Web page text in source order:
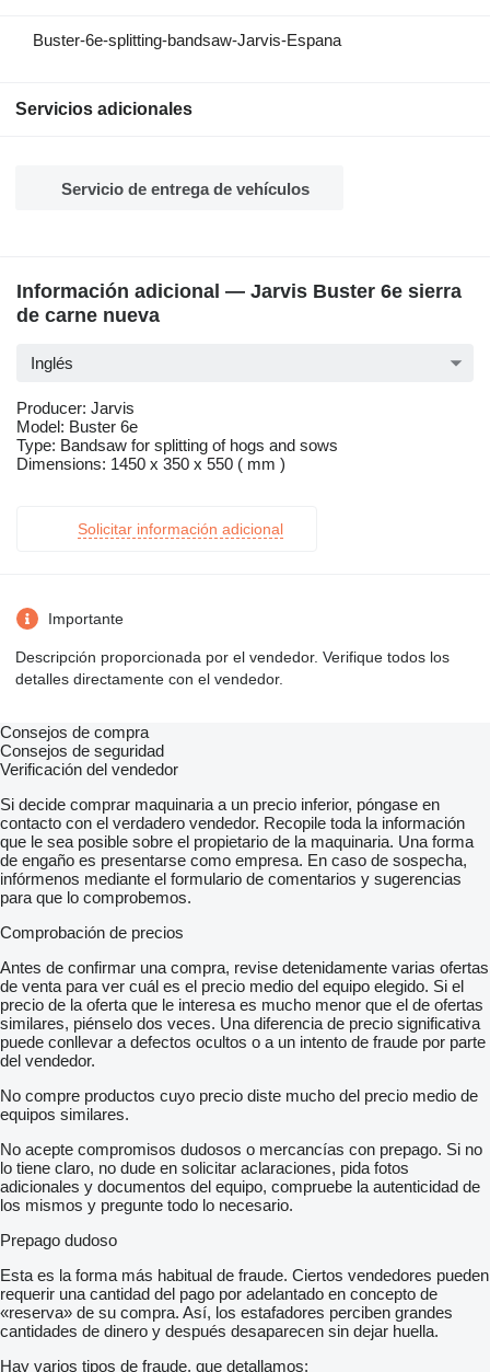
Buster-6e-splitting-bandsaw-Jarvis-Espana
Servicios adicionales
Servicio de entrega de vehículos
Información adicional — Jarvis Buster 6e sierra
de carne nueva
Inglés
Producer: Jarvis
Model: Buster 6e
Type: Bandsaw for splitting of hogs and sows
Dimensions: 1450 x 350 x 550 ( mm )
Solicitar información adicional
Importante
Descripción proporcionada por el vendedor. Verifique todos los
detalles directamente con el vendedor.
Consejos de compra
Consejos de seguridad
Verificación del vendedor
Si decide comprar maquinaria a un precio inferior, póngase en
contacto con el verdadero vendedor. Recopile toda la información
que le sea posible sobre el propietario de la maquinaria. Una forma
de engaño es presentarse como empresa. En caso de sospecha,
infórmenos mediante el formulario de comentarios y sugerencias
para que lo comprobemos.
Comprobación de precios
Antes de confirmar una compra, revise detenidamente varias ofertas
de venta para ver cuál es el precio medio del equipo elegido. Si el
precio de la oferta que le interesa es mucho menor que el de ofertas
similares, piénselo dos veces. Una diferencia de precio significativa
puede conllevar a defectos ocultos o a un intento de fraude por parte
del vendedor.
No compre productos cuyo precio diste mucho del precio medio de
equipos similares.
No acepte compromisos dudosos o mercancías con prepago. Si no
lo tiene claro, no dude en solicitar aclaraciones, pida fotos
adicionales y documentos del equipo, compruebe la autenticidad de
los mismos y pregunte todo lo necesario.
Prepago dudoso
Esta es la forma más habitual de fraude. Ciertos vendedores pueden
requerir una cantidad del pago por adelantado en concepto de
«reserva» de su compra. Así, los estafadores perciben grandes
cantidades de dinero y después desaparecen sin dejar huella.
Hay varios tipos de fraude, que detallamos: